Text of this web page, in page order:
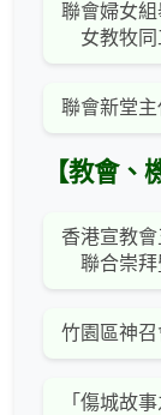
聯會婦女
女教牧同
聯會新堂
【教會、
香港宣教
聯合崇拜
竹園區神
「傷城故